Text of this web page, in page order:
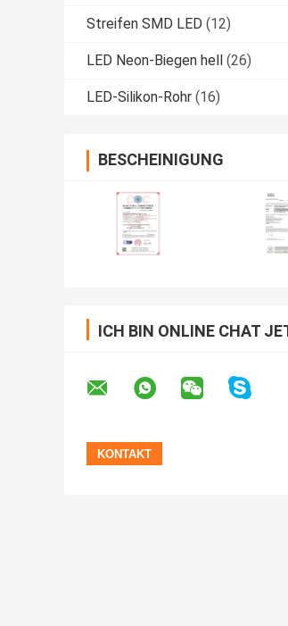
Streifen SMD LED (12)
LED Neon-Biegen hell (26)
LED-Silikon-Rohr (16)
BESCHEINIGUNG
ICH BIN ONLINE CHAT